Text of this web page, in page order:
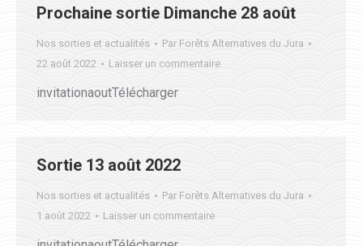
Prochaine sortie Dimanche 28 août
Nos sorties et actualités Par Forêts Alternatives du Jura
22 août 2022
Laisser un commentaire
invitationaoutTélécharger
Sortie 13 août 2022
Nos sorties et actualités Par Forêts Alternatives du Jura
1 août 2022
Laisser un commentaire